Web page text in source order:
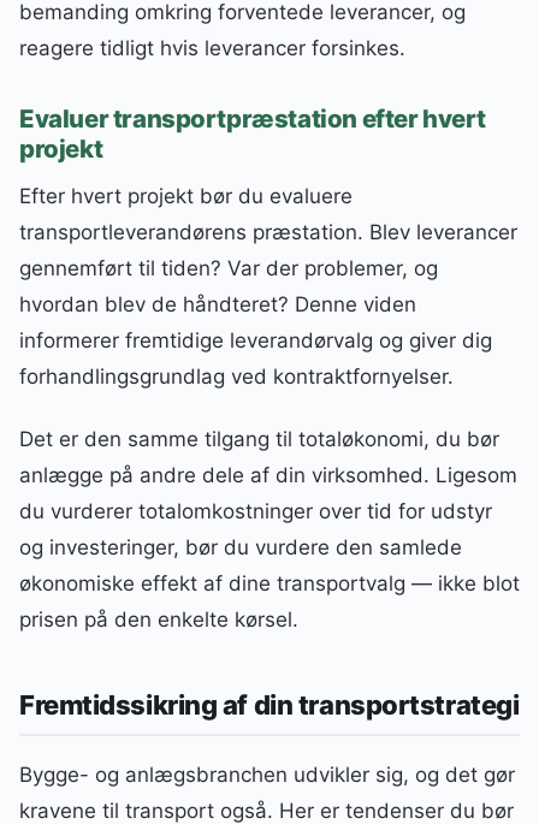
bemanding omkring forventede leverancer, og
reagere tidligt hvis leverancer forsinkes.
Evaluer transportpræstation efter hvert
projekt
Efter hvert projekt bør du evaluere
transportleverandørens præstation. Blev leverancer
gennemført til tiden? Var der problemer, og
hvordan blev de håndteret? Denne viden
informerer fremtidige leverandørvalg og giver dig
forhandlingsgrundlag ved kontraktfornyelser.
Det er den samme tilgang til totaløkonomi, du bør
anlægge på andre dele af din virksomhed. Ligesom
du vurderer totalomkostninger over tid for udstyr
og investeringer, bør du vurdere den samlede
økonomiske effekt af dine transportvalg — ikke blot
prisen på den enkelte kørsel.
Fremtidssikring af din transportstrategi
Bygge- og anlægsbranchen udvikler sig, og det gør
kravene til transport også. Her er tendenser du bør